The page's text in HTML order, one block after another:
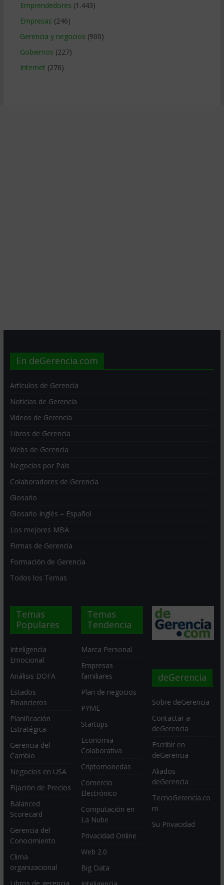
Emprendedores (1.443)
Empresas (246)
Gerencia y negocios (900)
Gobiernos (227)
Internet (276)
En deGerencia.com
Artículos de Gerencia
Noticias de Gerencia
Videos de Gerencia
Libros de Gerencia
Webs de Gerencia
Negocios por País
Colaboradores de Gerencia
Glosario
Glosario Inglés – Español
Los mejores MBA
Firmas de Gerencia
Formación de Gerencia
Todos los Temas
Temas
Populares
Inteligencia
Emocional
Análisis DOFA
Estados
Financieros
Planificación
Estratégica
Gerencia del
Cambio
Negocios en USA
Fijación de Precios
Balanced
Scorecard
Gerencia del
Conocimiento
Clima
organizacional
Temas
Tendencia
Marca Personal
Empresas
familiares
Plan de negocios
PYME
Startups
Economia
Colaborativa
Criptomonedas
Comercio
Electrónico
Computación en
La Nube
Privacidad Online
Web 2.0
Big Data
deGerencia
Sobre deGerencia
Contactar a
deGerencia
Escribir en
deGerencia
Aliados
deGerencia
TecnoGerencia.co
m
Su Privacidad